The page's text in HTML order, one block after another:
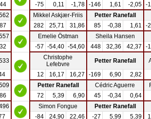
-75 0,11 -1,78 -146 1,61 -2,05 -
Mikkel Askjær-Friis
Petter Ranefall
282 25,71 31,86 85 -0,38 1,61 -
Emelie Östman
Sheila Hansen
-57 -54,40 -54,60 448 32,36 42,37 -
Christophe
Lefebvre
Petter Ranefall
12 16,17 16,27 -169 6,90 2,82
Petter Ranefall Cédric Aguerre
72 5,39 6,90 45 -0,34 0,64
Simon Fongue
Petter Ranefall
-84 24,90 22,46 -27 5,99 5,39